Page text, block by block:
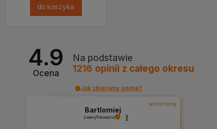
do koszyka
4.9
Ocena
Na podstawie
1216 opinii z całego okresu
Jak zbieramy opinie?
wyróżniona
Bartlomiej
zweryfikowano